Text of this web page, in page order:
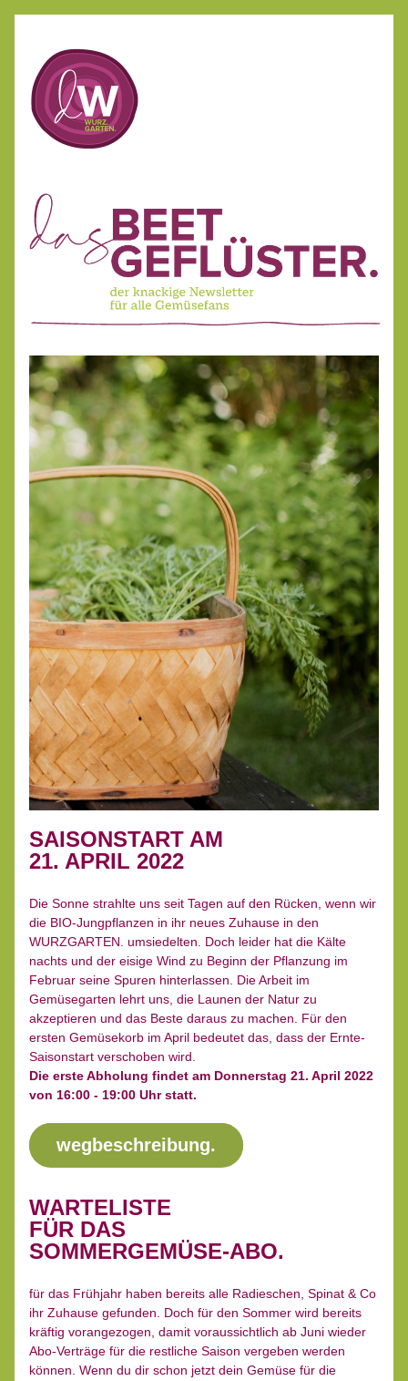
SAISONSTART AM
21. APRIL 2022
Die Sonne strahlte uns seit Tagen auf den Rücken, wenn wir
die BIO-Jungpflanzen in ihr neues Zuhause in den
WURZGARTEN. umsiedelten. Doch leider hat die Kälte
nachts und der eisige Wind zu Beginn der Pflanzung im
Februar seine Spuren hinterlassen. Die Arbeit im
Gemüsegarten lehrt uns, die Launen der Natur zu
akzeptieren und das Beste daraus zu machen. Für den
ersten Gemüsekorb im April bedeutet das, dass der Ernte-
Saisonstart verschoben wird.
Die erste Abholung findet am Donnerstag 21. April 2022
von 16:00 - 19:00 Uhr statt.
wegbeschreibung.
WARTELISTE
FÜR DAS
SOMMERGEMÜSE-ABO.
für das Frühjahr haben bereits alle Radieschen, Spinat & Co
ihr Zuhause gefunden. Doch für den Sommer wird bereits
kräftig vorangezogen, damit voraussichtlich ab Juni wieder
Abo-Verträge für die restliche Saison vergeben werden
können. Wenn du dir schon jetzt dein Gemüse für die